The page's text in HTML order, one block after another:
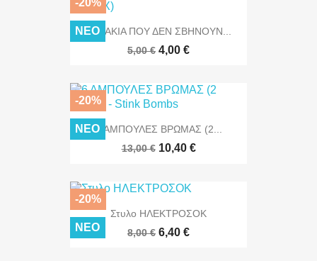
ΚΕΡΑΚΙΑ ΠΟΥ ΔΕΝ ΣΒΗΝΟΥΝ...
5,00 € 4,00 €
ΝΈΟ
6 ΑΜΠΟΥΛΕΣ ΒΡΩΜΑΣ (2...
13,00 € 10,40 €
-20%
ΝΈΟ
Στυλο ΗΛΕΚΤΡΟΣΟΚ
8,00 € 6,40 €
-20%
ΝΈΟ